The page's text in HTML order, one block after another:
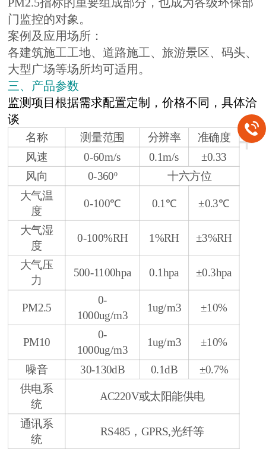
门监控的对象。
案例及应用场所：
各建筑施工工地、道路施工、旅游景区、码头、
大型广场等场所均可适用。
三、产品参数
监测项目根据需求配置定制，价格不同，具体洽
谈
+
名称 测量范围 分辨率
准确度
风速
0-60m/s 0.1m/s
±0.33
风向
0-360º
十六方位
大气温
度
0-100℃ 0.1℃ ±0.3℃
大气湿
度
0-100%RH 1%RH ±3%RH
大气压
力
500-1100hpa 0.1hpa ±0.3hpa
PM2.5
0-
1000ug/m3
1ug/m3 ±10%
PM10
0-
1000ug/m3
1ug/m3 ±10%
噪音 30-130dB 0.1dB
±0.7%
供电系
统
AC220V或太阳能供电
通讯系
统
RS485，GPRS,光纤等